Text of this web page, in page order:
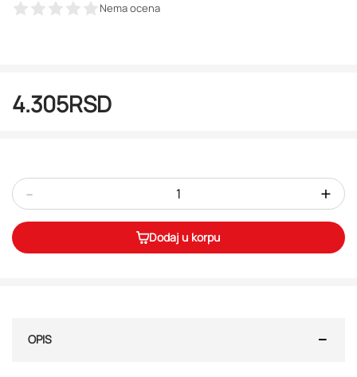
Nema ocena
4.305RSD
- +
Dodaj u korpu
OPIS